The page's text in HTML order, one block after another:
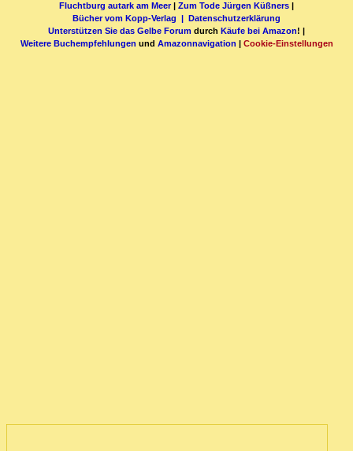
Fluchtburg autark am Meer| Zum Tode Jürgen Küßners
Bücher vom Kopp-Verlag |
Datenschutzerklärung
Unterstützen Sie das Gelbe Forum durch Käufe bei Amazon! |
Weitere Buchempfehlungen und Amazonnavigation Cookie-Einstellungen